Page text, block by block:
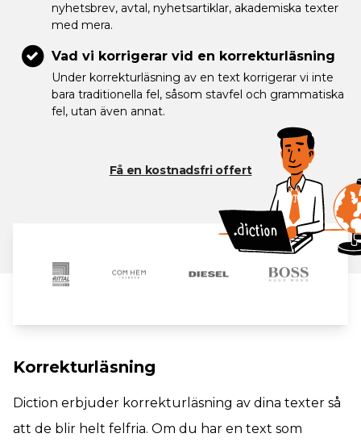
nyhetsbrev, avtal, nyhetsartiklar, akademiska texter
med mera.
Vad vi korrigerar vid en korrekturläsning
Under korrekturläsning av en text korrigerar vi inte
bara traditionella fel, såsom stavfel och grammatiska
fel, utan även annat.
Få en kostnadsfri offert
Korrekturläsning
Diction erbjuder korrekturläsning av dina texter så
att de blir helt felfria. Om du har en text som